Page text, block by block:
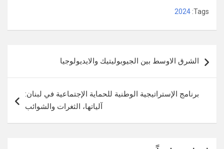
Tags:
2024
المقالات
الشرق الاوسط بين الجيوبوليتيك والايديولوجيا
برنامج الإستراتيجية الوطنية للحماية الإجتماعية في لبنان:
آلياتها، الثغرات والشوائب